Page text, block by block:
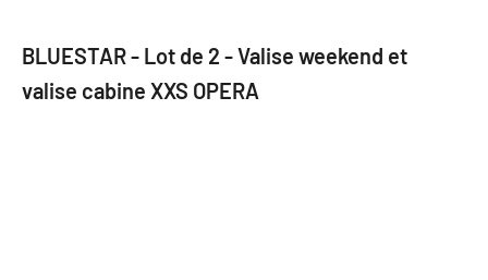
BLUESTAR - Lot de 2 - Valise weekend et
valise cabine XXS OPERA